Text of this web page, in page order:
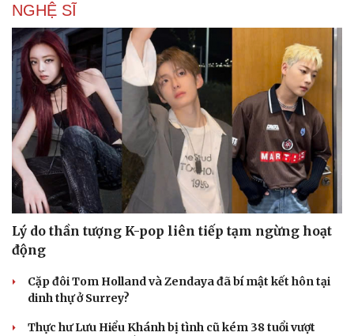
NGHỆ SĨ
Lý do thần tượng K-pop liên tiếp tạm ngừng hoạt
động
Cặp đôi Tom Holland và Zendaya đã bí mật kết hôn tại
dinh thự ở Surrey?
Thực hư Lưu Hiểu Khánh bị tình cũ kém 38 tuổi vượt